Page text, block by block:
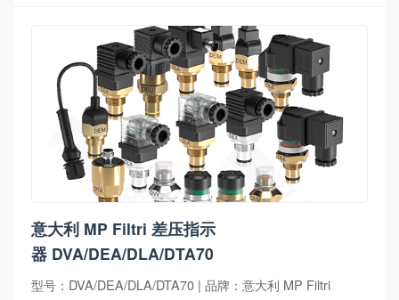
意大利 MP Filtri 差压指示
器 DVA/DEA/DLA/DTA70
型号：DVA/DEA/DLA/DTA70 | 品牌：意大利 MP Filtri